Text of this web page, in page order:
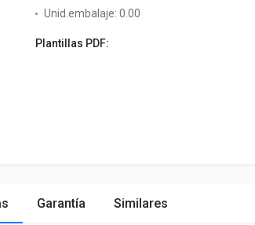
Unid.embalaje: 0.00
Plantillas PDF:
Garantía Similares